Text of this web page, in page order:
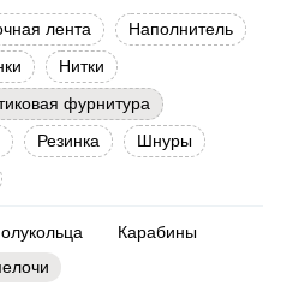
лента
Наполнитель
Нитки
фурнитура
Резинка
Шнуры
Карабины